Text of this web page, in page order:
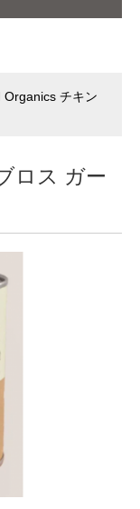
Organics チキン
ロス ガー